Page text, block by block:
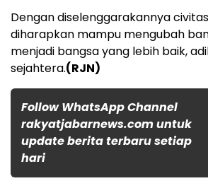
Dengan diselenggarakannya
diharapkan mampu mengubah
menjadi bangsa yang lebih baik,
sejahtera.(RJN)
Follow WhatsApp Channel
rakyatjabarnews.com untuk
update berita terbaru setiap
hari